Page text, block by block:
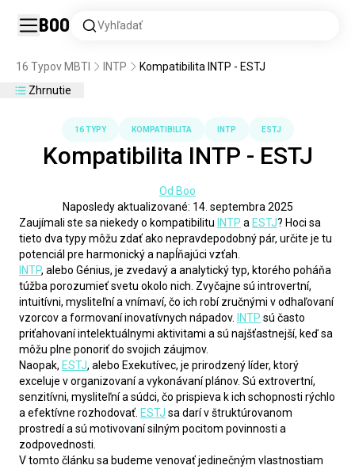
Boo Vyhľadať
16 Typov MBTI INTP
Kompatibilita INTP - ESTJ
Zhrnutie
16 TYPY KOMPATIBILITA INTP ESTJ
Kompatibilita INTP - ESTJ
Od Boo
Naposledy aktualizované: 14. septembra 2025
Zaujímali ste sa niekedy o kompatibilitu INTP a ESTJ? Hoci sa
tieto dva typy môžu zdať ako nepravdepodobný pár, určite je tu
potenciál pre harmonický a napĺňajúci vzťah.
INTP, alebo Génius, je zvedavý a analytický typ, ktorého poháňa
túžba porozumieť svetu okolo nich. Zvyčajne sú introvertní,
intuitívni, mysliteľní a vnímaví, čo ich robí zručnými v odhaľovaní
vzorcov a formovaní inovatívnych nápadov.
INTP sú často
priťahovaní intelektuálnymi aktivitami a sú najšťastnejší, keď sa
môžu plne ponoriť do svojich záujmov.
Naopak, ESTJ, alebo Exekutívec, je prirodzený líder, ktorý
exceluje v organizovaní a vykonávaní plánov. Sú extrovertní,
senzitívni, mysliteľní a súdci, čo prispieva k ich schopnosti rýchlo
a efektívne rozhodovať. ESTJ sa darí v štruktúrovanom
prostredí a sú motivovaní silným pocitom povinnosti a
zodpovednosti.
V tomto článku sa budeme venovať jedinečným vlastnostiam